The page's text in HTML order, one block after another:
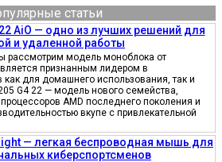
статьи
AiO — одно из лучших решений для
и удаленной работы
рассмотрим модель моноблока от
признанным лидером в
как для домашнего использования, так и
G4 22 — модель нового семейства,
AMD последнего поколения и
вкупе с привлекательной
— легкая беспроводная мышь для
киберспортсменов